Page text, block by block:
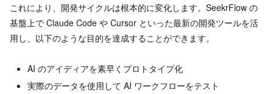
これにより、開発サイクルは根本的に変化します。SeekrFlow の
基盤上で Claude Code や Cursor といった最新の開発ツールを活
用し、以下のような目的を達成することができます。
AI のアイディアを素早くプロトタイプ化
実際のデータを使用して AI ワークフローをテスト